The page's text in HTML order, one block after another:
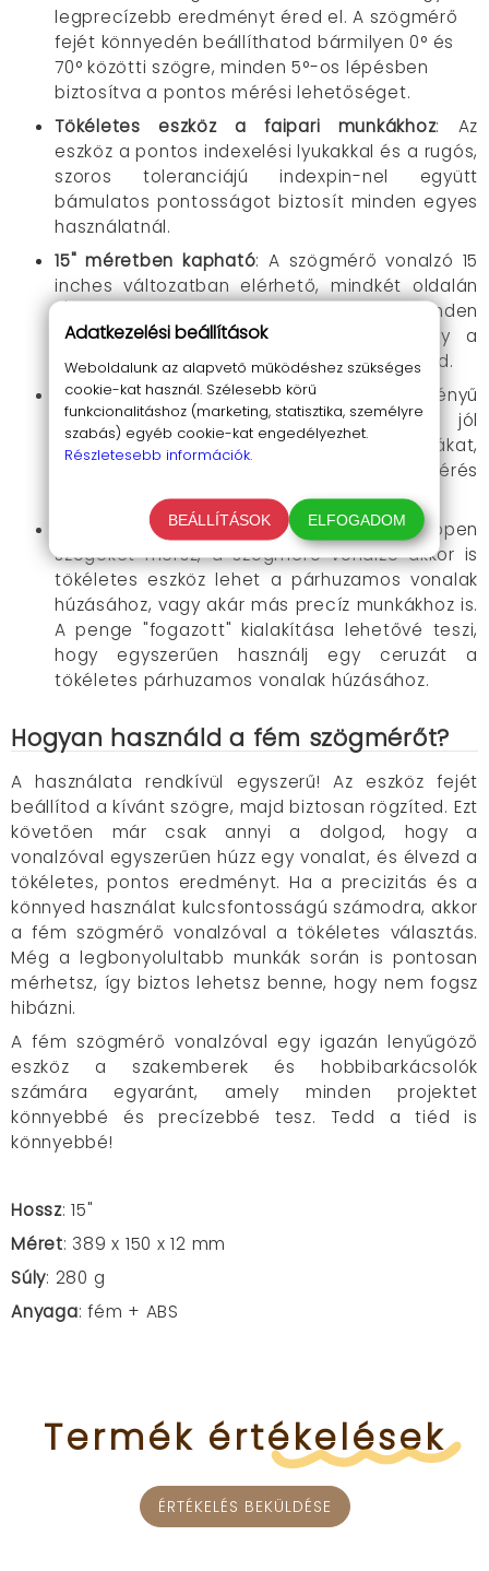
legprecízebb eredményt éred el. A szögmérő
fejét könnyedén beállíthatod bármilyen 0° és
70° közötti szögre, minden 5°-os lépésben
biztosítva a pontos mérési lehetőséget.
Tökéletes eszköz a faipari munkákhoz: Az
eszköz a pontos indexelési lyukakkal és a rugós,
szoros toleranciájú indexpin-nel együtt
bámulatos pontosságot biztosít minden egyes
használatnál.
15" méretben kapható: A szögmérő vonalzó 15
inches változatban elérhető, mindkét oldalán
1/32” finom beosztással, így minden
barkácsprojekt során segít abban, hogy a
legkisebb részletet is precízen megmérhesd.
Kiváló anyaghasználat: A vékony, selyemfényű
rozsdamentes acél penge rendkívül jól
olvasható, és minimalizálja a parallaxishibákat,
így biztos lehetsz benne, hogy minden mérés
pontos és hibamentes lesz.
Páratlan sokoldalúság: Ha nem is éppen
szögeket mérsz, a szögmérő vonalzó akkor is
tökéletes eszköz lehet a párhuzamos vonalak
húzásához, vagy akár más precíz munkákhoz is.
A penge "fogazott" kialakítása lehetővé teszi,
hogy egyszerűen használj egy ceruzát a
tökéletes párhuzamos vonalak húzásához.
Hogyan használd a fém szögmérőt?
A használata rendkívül egyszerű! Az eszköz fejét
beállítod a kívánt szögre, majd biztosan rögzíted. Ezt
követően már csak annyi a dolgod, hogy a
vonalzóval egyszerűen húzz egy vonalat, és élvezd a
tökéletes, pontos eredményt. Ha a precizitás és a
könnyed használat kulcsfontosságú számodra, akkor
a fém szögmérő vonalzóval a tökéletes választás.
Még a legbonyolultabb munkák során is pontosan
mérhetsz, így biztos lehetsz benne, hogy nem fogsz
hibázni.
A fém szögmérő vonalzóval egy igazán lenyűgöző
eszköz a szakemberek és hobbibarkácsolók
számára egyaránt, amely minden projektet
könnyebbé és precízebbé tesz. Tedd a tiéd is
könnyebbé!
Hossz: 15"
Méret: 389 x 150 x 12 mm
Súly: 280 g
Anyaga: fém + ABS
Termék értékelések
ÉRTÉKELÉS BEKÜLDÉSE
Adatkezelési beállítások
Weboldalunk az alapvető működéshez szükséges
cookie-kat használ. Szélesebb körű
funkcionalitáshoz (marketing, statisztika, személyre
szabás) egyéb cookie-kat engedélyezhet.
Részletesebb információk.
BEÁLLÍTÁSOK ELFOGADOM